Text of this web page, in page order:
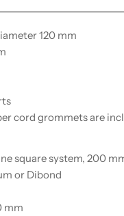
120 mm
cord grommets are
square system, 200
or Dibond
mm